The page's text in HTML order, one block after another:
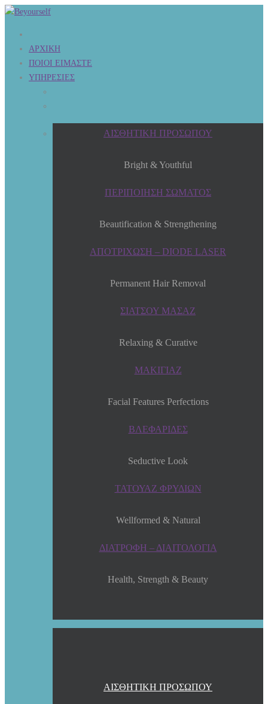
ΑΡΧΙΚΗ
ΠΟΙΟΙ ΕΙΜΑΣΤΕ
ΥΠΗΡΕΣΙΕΣ
ΑΙΣΘΗΤΙΚΗ ΠΡΟΣΩΠΟΥ
Bright & Youthful
ΠΕΡΙΠΟΙΗΣΗ ΣΩΜΑΤΟΣ
Beautification & Strengthening
ΑΠΟΤΡΙΧΩΣΗ – DIODE LASER
Permanent Hair Removal
ΣΙΑΤΣΟΥ ΜΑΣΑΖ
Relaxing & Curative
ΜΑΚΙΓΙΑΖ
Facial Features Perfections
ΒΛΕΦΑΡΙΔΕΣ
Seductive Look
ΤΑΤΟΥΑΖ ΦΡΥΔΙΩΝ
Wellformed & Natural
ΔΙΑΤΡΟΦΗ – ΔΙΑΙΤΟΛΟΓΙΑ
Health, Strength & Beauty
ΑΙΣΘΗΤΙΚΗ ΠΡΟΣΩΠΟΥ